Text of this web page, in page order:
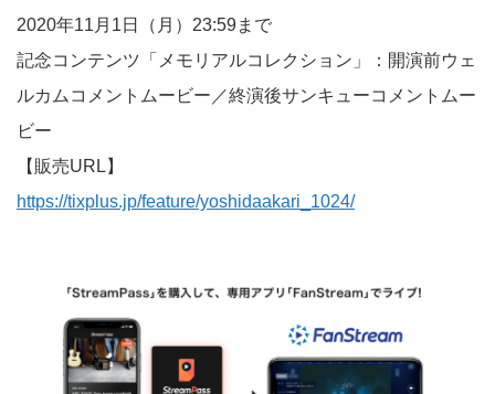
2020年11月1日（月）23:59まで
記念コンテンツ「メモリアルコレクション」：開演前ウェ
ルカムコメントムービー／終演後サンキューコメントムー
ビー
【販売URL】
https://tixplus.jp/feature/yoshidaakari_1024/